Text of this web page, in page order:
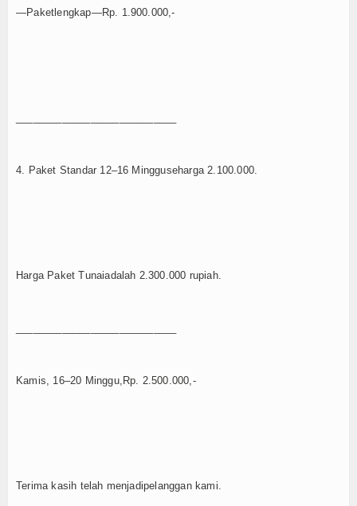
—Paketlengkap—Rp. 1.900.000,-
4. Paket Standar 12–16 Mingguseharga 2.100.000.
Harga Paket Tunaiadalah 2.300.000 rupiah.
Kamis, 16–20 Minggu,Rp. 2.500.000,-
Terima kasih telah menjadipelanggan kami.